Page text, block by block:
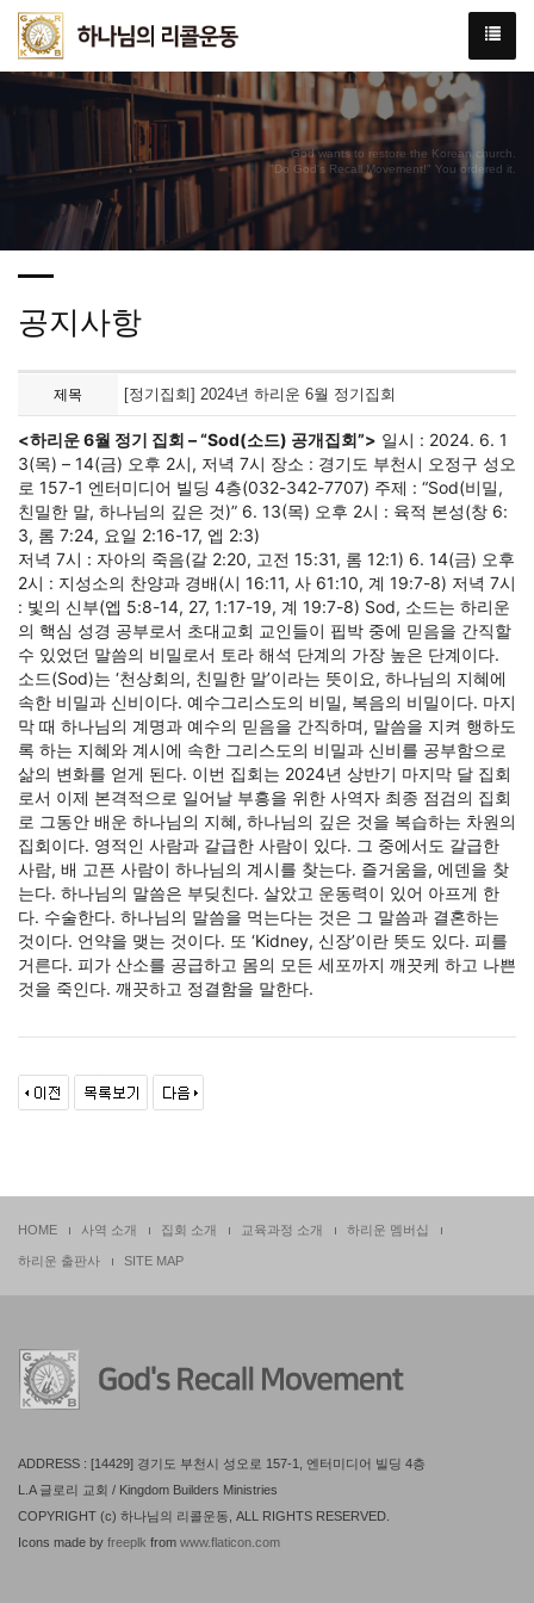
God wants to restore the Korean church.
"Do God's Recall Movement!" You ordered it.
공지사항
제목 [정기집회] 2024년 하리운 6월 정기집회
<하리운 6월 정기 집회 – “Sod(소드) 공개집회”> 일시 : 2024. 6. 1
3(목) – 14(금) 오후 2시, 저녁 7시 장소 : 경기도 부천시 오정구 성오
로 157-1 엔터미디어 빌딩 4층(032-342-7707) 주제 : “Sod(비밀,
친밀한 말, 하나님의 깊은 것)” 6. 13(목) 오후 2시 : 육적 본성(창 6:
3, 롬 7:24, 요일 2:16-17, 엡 2:3)
저녁 7시 : 자아의 죽음(갈 2:20, 고전 15:31, 롬 12:1) 6. 14(금) 오후
2시 : 지성소의 찬양과 경배(시 16:11, 사 61:10, 계 19:7-8) 저녁 7시
: 빛의 신부(엡 5:8-14, 27, 1:17-19, 계 19:7-8) Sod, 소드는 하리운
의 핵심 성경 공부로서 초대교회 교인들이 핍박 중에 믿음을 간직할
수 있었던 말씀의 비밀로서 토라 해석 단계의 가장 높은 단계이다.
소드(Sod)는 ‘천상회의, 친밀한 말’이라는 뜻이요, 하나님의 지혜에
속한 비밀과 신비이다. 예수그리스도의 비밀, 복음의 비밀이다. 마지
막 때 하나님의 계명과 예수의 믿음을 간직하며, 말씀을 지켜 행하도
록 하는 지혜와 계시에 속한 그리스도의 비밀과 신비를 공부함으로
삶의 변화를 얻게 된다. 이번 집회는 2024년 상반기 마지막 달 집회
로서 이제 본격적으로 일어날 부흥을 위한 사역자 최종 점검의 집회
로 그동안 배운 하나님의 지혜, 하나님의 깊은 것을 복습하는 차원의
집회이다. 영적인 사람과 갈급한 사람이 있다. 그 중에서도 갈급한
사람, 배 고픈 사람이 하나님의 계시를 찾는다. 즐거움을, 에덴을 찾
는다. 하나님의 말씀은 부딪친다. 살았고 운동력이 있어 아프게 한
다. 수술한다. 하나님의 말씀을 먹는다는 것은 그 말씀과 결혼하는
것이다. 언약을 맺는 것이다. 또 ‘Kidney, 신장’이란 뜻도 있다. 피를
거른다. 피가 산소를 공급하고 몸의 모든 세포까지 깨끗케 하고 나쁜
것을 죽인다. 깨끗하고 정결함을 말한다.
HOME 사역 소개 집회 소개 교육과정 소개 하리운 멤버십
하리운 출판사 SITE MAP
ADDRESS : [14429] 경기도 부천시 성오로 157-1, 엔터미디어 빌딩 4층
L.A 글로리 교회 / Kingdom Builders Ministries
COPYRIGHT (c) 하나님의 리콜운동, ALL RIGHTS RESERVED.
Icons made by freeplk from www.flaticon.com